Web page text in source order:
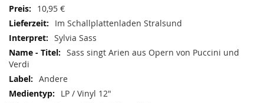
10,95 €
Im Schallplattenladen Stralsund
Sylvia Sass
Sass singt Arien aus Opern von Puccini und
Verdi
Andere
LP / Vinyl 12"